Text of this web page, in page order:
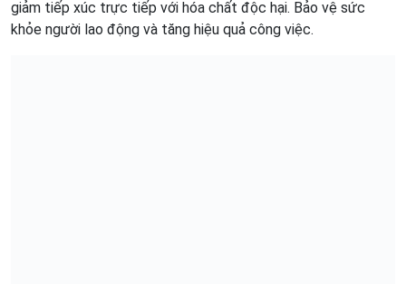
giảm tiếp xúc trực tiếp với hóa chất độc hại. Bảo vệ sức
khỏe người lao động và tăng hiệu quả công việc.